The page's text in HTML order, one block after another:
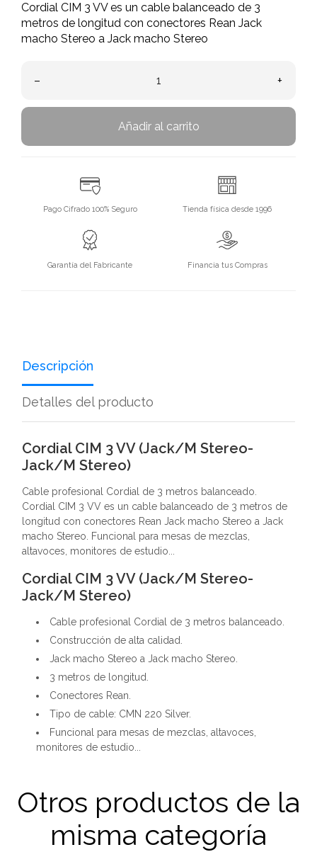
Cordial CIM 3 VV es un cable balanceado de 3
metros de longitud con conectores Rean Jack
macho Stereo a Jack macho Stereo
– +
Añadir al carrito
Pago Cifrado 100% Seguro Tienda física desde 1996
Garantía del Fabricante Financia tus Compras
Descripción
Detalles del producto
Cordial CIM 3 VV (Jack/M Stereo-
Jack/M Stereo)
Cable profesional Cordial de 3 metros balanceado.
Cordial CIM 3 VV es un cable balanceado de 3 metros de
longitud con conectores Rean Jack macho Stereo a Jack
macho Stereo. Funcional para mesas de mezclas,
altavoces, monitores de estudio...
Cordial CIM 3 VV (Jack/M Stereo-
Jack/M Stereo)
Cable profesional Cordial de 3 metros balanceado.
Construcción de alta calidad.
Jack macho Stereo a Jack macho Stereo.
3 metros de longitud.
Conectores Rean.
Tipo de cable: CMN 220 Silver.
Funcional para mesas de mezclas, altavoces,
monitores de estudio...
Otros productos de la
misma categoría